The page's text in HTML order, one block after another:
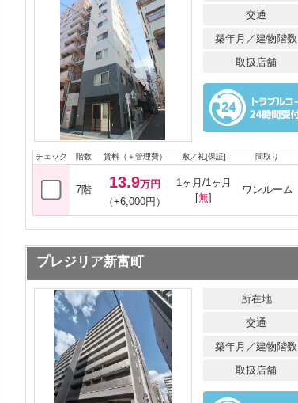
交通
築年月／建物階数
取扱店舗
チェック 階数 賃料（＋管理費） 敷／礼[保証] 間取り
7階 13.9万円
（+6,000円）
1ヶ月/1ヶ月
[無]
ワンルーム
プレジリア新富町
所在地
交通
築年月／建物階数
取扱店舗